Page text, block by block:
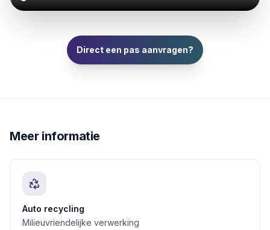
Direct een pas aanvragen?
Meer informatie
Auto recycling
Milieuvriendelijke verwerking